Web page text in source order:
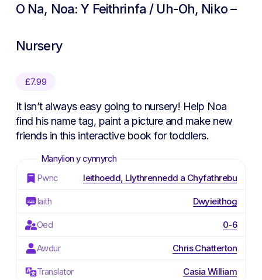
O Na, Noa: Y Feithrinfa / Uh-Oh, Niko –
Nursery
£7.99
It isn’t always easy going to nursery! Help Noa
find his name tag, paint a picture and make new
friends in this interactive book for toddlers.
Pwnc Ieithoedd, Llythrennedd a Chyfathrebu
Iaith Dwyieithog
Oed 0-6
Awdur Chris Chatterton
Translator Casia William